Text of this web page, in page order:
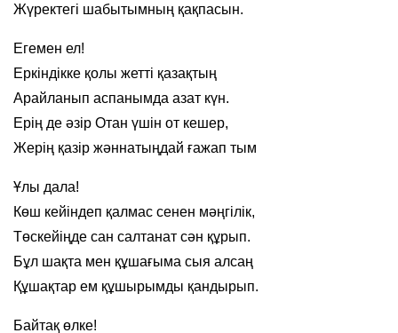
Жүректегі шабытымның қақпасын.
Егемен ел!
Еркіндікке қолы жетті қазақтың
Арайланып аспанымда азат күн.
Ерің де әзір Отан үшін от кешер,
Жерің қазір жәннатыңдай ғажап тым
Ұлы дала!
Көш кейіндеп қалмас сенен мәңгілік,
Төскейіңде сан салтанат сән құрып.
Бұл шақта мен құшағыма сыя алсаң
Құшақтар ем құшырымды қандырып.
Байтақ өлке!